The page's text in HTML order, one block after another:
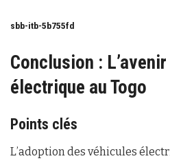
sbb-itb-5b755fd
Conclusion :
électrique au Togo
Points clés
L’adoption des véhicules